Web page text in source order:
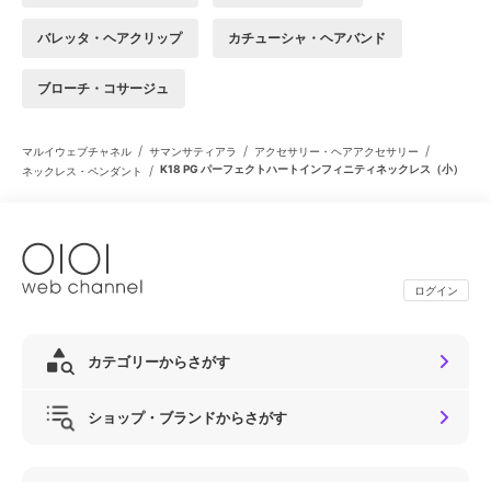
バレッタ・ヘアクリップ カチューシャ・ヘアバンド
ブローチ・コサージュ
マルイウェブチャネル / サマンサティアラ / アクセサリー・ヘアアクセサリー /
ネックレス・ペンダント / K18 PG パーフェクトハートインフィニティネックレス（小）
ログイン
カテゴリーからさがす
ショップ・ブランドからさがす